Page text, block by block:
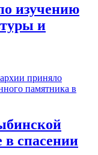
изучению
и
в спасении